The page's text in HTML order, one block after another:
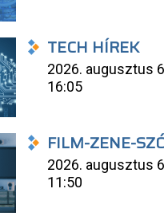
TECH HÍREK
2026. augusztus
16:05
FILM-ZENE-
2026. augusztus
11:50